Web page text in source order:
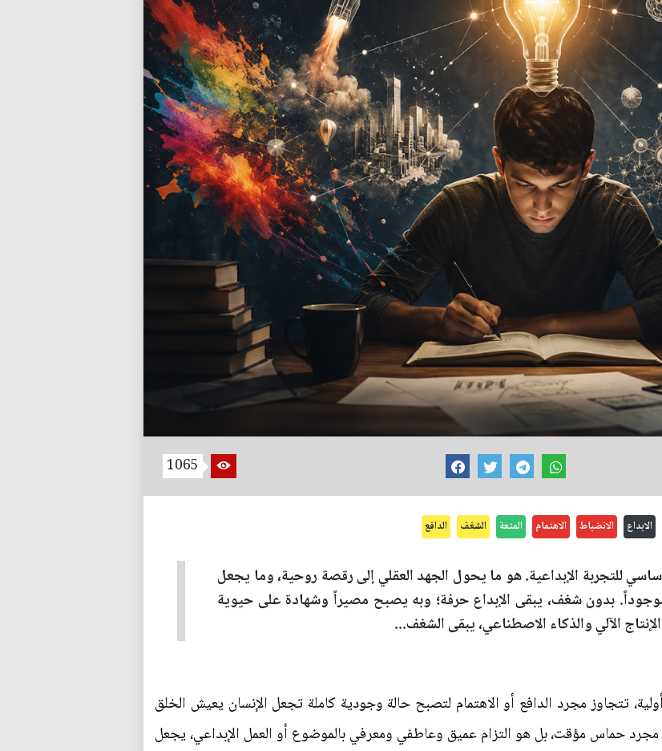
1065
الابداع الانضباط الاهتمام المتعة الشغف الدافع
للتجربة الإبداعية. هو ما يحول الجهد العقلي إلى رقصة روحية، وما يجعل
بدون شغف، يبقى الإبداع حرفة؛ وبه يصبح مصيراً وشهادة على حيوية
الآلي والذكاء الاصطناعي، يبقى الشغف...
تتجاوز مجرد الدافع أو الاهتمام لتصبح حالة وجودية كاملة تجعل الإنسان يعيش الخلق
حماس مؤقت، بل هو التزام عميق وعاطفي ومعرفي بالموضوع أو العمل الإبداعي، يجعل